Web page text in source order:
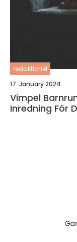
redaktionel
17. January 2024
Vimpel
Inredning För